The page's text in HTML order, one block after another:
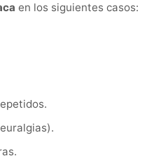
en los siguientes casos: